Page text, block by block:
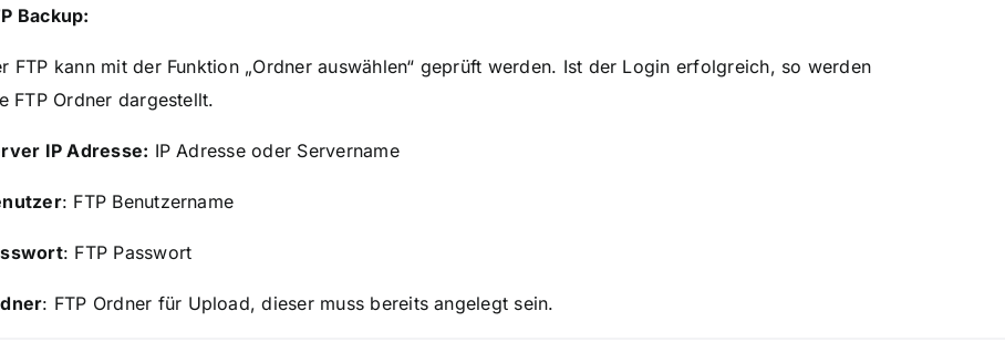
Backup:
FTP kann mit der Funktion „Ordner auswählen“ geprüft werden. Ist der Login erfolgreich, so werden
FTP Ordner dargestellt.
IP Adresse: IP Adresse oder Servername
: FTP Benutzername
: FTP Passwort
: FTP Ordner für Upload, dieser muss bereits angelegt sein.